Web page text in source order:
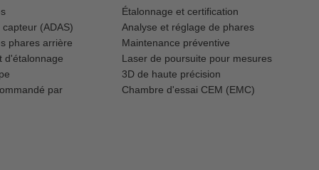
(ADAS)
phares arrière
d'étalonnage
par
Étalonnage et certification
Analyse et réglage de phares
Maintenance préventive
Laser de poursuite pour mesures
3D de haute précision
Chambre d'essai CEM (EMC)